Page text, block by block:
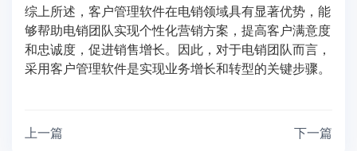
综上所述，客户管理软件在电销领域具有显著优势，能
够帮助电销团队实现个性化营销方案，提高客户满意度
和忠诚度，促进销售增长。因此，对于电销团队而言，
采用客户管理软件是实现业务增长和转型的关键步骤。
上一篇 下一篇